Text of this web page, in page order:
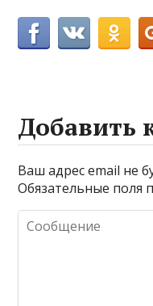
Добавить
Ваш адрес email не
Обязательные поля